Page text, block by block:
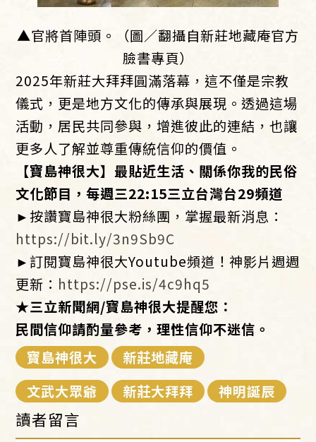
▲官將首陣頭。（圖／翻攝自新莊地藏庵官方
臉書專頁）
2025年新莊大拜拜圓滿落幕，這不僅是宗教
儀式，更是地方文化的傳承與展現。透過這場
活動，居民共同參與，增進彼此的連結，也讓
更多人了解並尊重傳統信仰的價值。
【寶島神很大】最貼近生活、關係你我的民俗
文化節目，每週三22:15三立台灣台29頻道
►按讚寶島神很大粉絲團，掌握最新消息：
https://bit.ly/3n9Sb9C
►訂閱寶島神很大Youtube頻道！神影片週週
更新： https://pse.is/4c9hq5
★三立新聞網/寶島神很大提醒您：
民間信仰請酌量參考，理性信仰不迷信。
寶島神很大
新莊地藏庵
文武大眾爺
新莊大拜拜 神明誕辰
讀者留言